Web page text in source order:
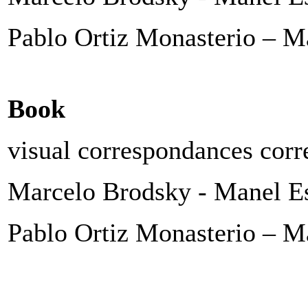
Pablo Ortiz Monasterio –
Book
visual correspondances
Marcelo Brodsky - Manel
Pablo Ortiz Monasterio –